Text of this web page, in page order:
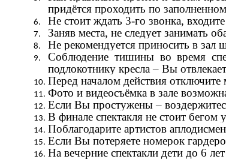
придётся проходить по
Не стоит ждать 3-го звонка,
Заняв места, не следует занимать
Не рекомендуется приносить в зал
Соблюдение тишины во время
подлокотнику кресла – Вы
Перед началом действия
Фото и видеосъёмка в зале
Если Вы простужены –
В финале спектакля не стоит
Поблагодарите артистов
Если Вы потеряете номерок
На вечерние спектакли дети до 6